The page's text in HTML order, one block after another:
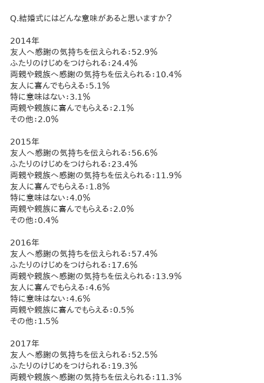
Q.結婚式にはどんな意味があると思いますか？
2014年
友人へ感謝の気持ちを伝えられる：52.9％
ふたりのけじめをつけられる：24.4％
両親や親族へ感謝の気持ちを伝えられる：10.4％
友人に喜んでもらえる：5.1％
特に意味はない：3.1％
両親や親族に喜んでもらえる：2.1％
その他：2.0％
2015年
友人へ感謝の気持ちを伝えられる：56.6％
ふたりのけじめをつけられる：23.4％
両親や親族へ感謝の気持ちを伝えられる：11.9％
友人に喜んでもらえる：1.8％
特に意味はない：4.0％
両親や親族に喜んでもらえる：2.0％
その他：0.4％
2016年
友人へ感謝の気持ちを伝えられる：57.4％
ふたりのけじめをつけられる：17.6％
両親や親族へ感謝の気持ちを伝えられる：13.9％
友人に喜んでもらえる：4.6％
特に意味はない：4.6％
両親や親族に喜んでもらえる：0.5％
その他：1.5％
2017年
友人へ感謝の気持ちを伝えられる：52.5％
ふたりのけじめをつけられる：19.3％
両親や親族へ感謝の気持ちを伝えられる：11.3％